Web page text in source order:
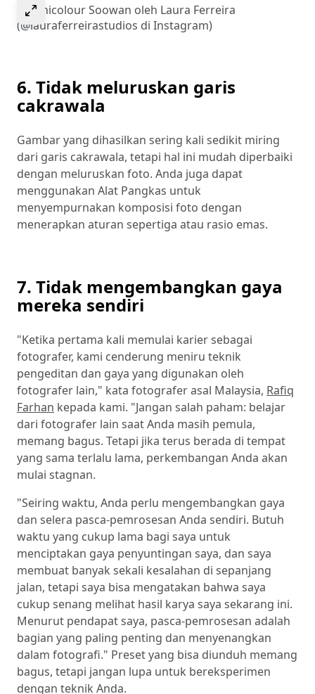
Pilih untuk memperlebar gambar
Technicolour Soowan oleh Laura Ferreira
(@lauraferreirastudios di Instagram)
6. Tidak meluruskan garis
cakrawala
Gambar yang dihasilkan sering kali sedikit miring
dari garis cakrawala, tetapi hal ini mudah diperbaiki
dengan meluruskan foto. Anda juga dapat
menggunakan Alat Pangkas untuk
menyempurnakan komposisi foto dengan
menerapkan aturan sepertiga atau rasio emas.
7. Tidak mengembangkan gaya
mereka sendiri
"Ketika pertama kali memulai karier sebagai
fotografer, kami cenderung meniru teknik
pengeditan dan gaya yang digunakan oleh
fotografer lain," kata fotografer asal Malaysia, Rafiq
Farhan kepada kami. "Jangan salah paham: belajar
dari fotografer lain saat Anda masih pemula,
memang bagus. Tetapi jika terus berada di tempat
yang sama terlalu lama, perkembangan Anda akan
mulai stagnan.
"Seiring waktu, Anda perlu mengembangkan gaya
dan selera pasca-pemrosesan Anda sendiri. Butuh
waktu yang cukup lama bagi saya untuk
menciptakan gaya penyuntingan saya, dan saya
membuat banyak sekali kesalahan di sepanjang
jalan, tetapi saya bisa mengatakan bahwa saya
cukup senang melihat hasil karya saya sekarang ini.
Menurut pendapat saya, pasca-pemrosesan adalah
bagian yang paling penting dan menyenangkan
dalam fotografi." Preset yang bisa diunduh memang
bagus, tetapi jangan lupa untuk bereksperimen
dengan teknik Anda.